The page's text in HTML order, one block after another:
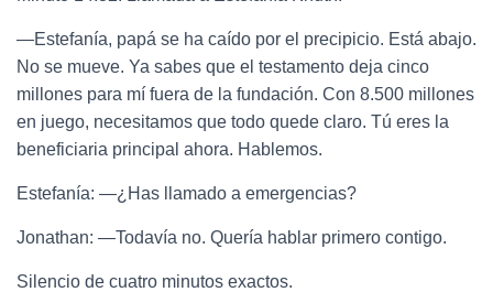
—Estefanía, papá se ha caído por el precipicio. Está abajo.
No se mueve. Ya sabes que el testamento deja cinco
millones para mí fuera de la fundación. Con 8.500 millones
en juego, necesitamos que todo quede claro. Tú eres la
beneficiaria principal ahora. Hablemos.
Estefanía: —¿Has llamado a emergencias?
Jonathan: —Todavía no. Quería hablar primero contigo.
Silencio de cuatro minutos exactos.